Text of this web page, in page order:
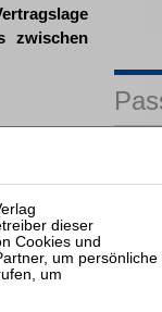
zwischen